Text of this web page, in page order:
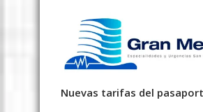
Nuevas tarifas del